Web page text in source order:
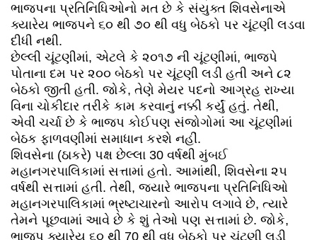
ભાજપના પ્રતિનિધિઓનો મત છે કે સંયુક્ત શિવસેનાએ
ક્યારેય ભાજપને ૬૦ થી ૭૦ થી વધુ બેઠકો પર ચૂંટણી લડવા
દીધી નથી.
છેલ્લી ચૂંટણીમાં, એટલે કે ૨૦૧૭ ની ચૂંટણીમાં, ભાજપે
પોતાના દમ પર ૨૦૦ બેઠકો પર ચૂંટણી લડી હતી અને ૮૨
બેઠકો જીતી હતી. જોકે, તેણે મેયર પદનો આગ્રહ રાખ્યા
વિના ચોકીદાર તરીકે કામ કરવાનું નક્કી કર્યું હતું. તેથી,
એવી ચર્ચા છે કે ભાજપ કોઈપણ સંજોગોમાં આ ચૂંટણીમાં
બેઠક ફાળવણીમાં સમાધાન કરશે નહીં.
શિવસેના (ઠાકરે) પક્ષ છેલ્લા 30 વર્ષથી મુંબઈ
મહાનગરપાલિકામાં સત્તામાં હતો. આમાંથી, શિવસેના ૨૫
વર્ષથી સત્તામાં હતી. તેથી, જ્યારે ભાજપના પ્રતિનિધિઓ
મહાનગરપાલિકામાં ભ્રષ્ટાચારનો આરોપ લગાવે છે, ત્યારે
તેમને પૂછવામાં આવે છે કે શું તેઓ પણ સત્તામાં છે. જોકે,
ભાજપ ક્યારેય ૬૦ થી 70 થી વધુ બેઠકો પર ચૂંટણી લડી